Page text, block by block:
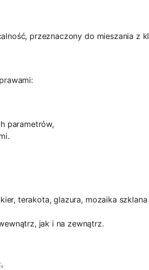
przeznaczony do mieszania z
parametrów,
terakota, glazura, mozaika
jak i na zewnątrz.